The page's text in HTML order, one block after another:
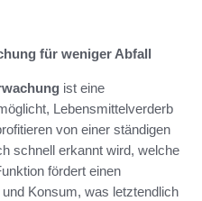
für weniger Abfall
ist eine
Lebensmittelverderb
von einer ständigen
schnell erkannt wird, welche
fördert einen
Konsum, was letztendlich